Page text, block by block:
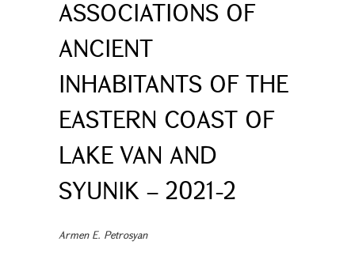
ASSOCIATIONS OF
ANCIENT
INHABITANTS OF THE
EASTERN COAST OF
LAKE VAN AND
SYUNIK – 2021-2
Armen E. Petrosyan